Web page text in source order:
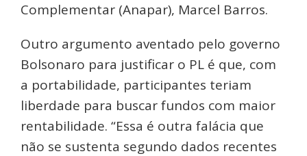
Complementar (Anapar), Marcel Barros.
Outro argumento aventado pelo governo
Bolsonaro para justificar o PL é que, com
a portabilidade, participantes teriam
liberdade para buscar fundos com maior
rentabilidade. “Essa é outra falácia que
não se sustenta segundo dados recentes